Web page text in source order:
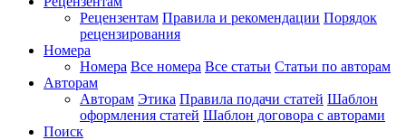
Рецензентам Правила и рекомендации Порядок
рецензирования
Номера
Номера Все номера Все статьи Статьи по авторам
Авторам
Авторам Этика Правила подачи статей Шаблон
оформления статей Шаблон договора с авторами
Поиск